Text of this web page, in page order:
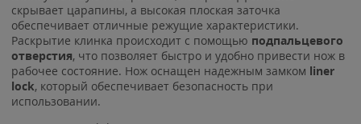
скрывает царапины, а высокая плоская заточка
обеспечивает отличные режущие характеристики.
Раскрытие клинка происходит с помощью подпальцевого
отверстия, что позволяет быстро и удобно привести нож в
рабочее состояние. Нож оснащен надежным замком liner
lock, который обеспечивает безопасность при
использовании.